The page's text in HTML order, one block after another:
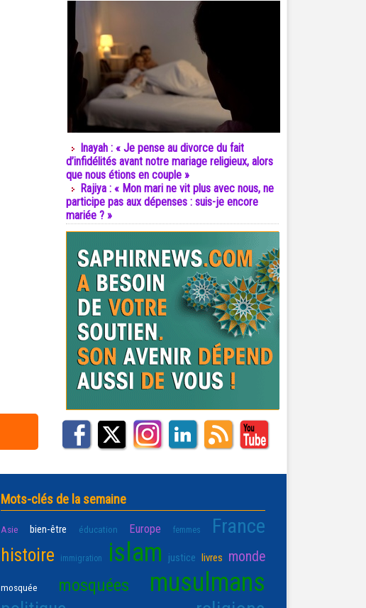
Inayah : « Je pense au divorce du fait
d’infidélités avant notre mariage religieux, alors
que nous étions en couple »
Rajiya : « Mon mari ne vit plus avec nous, ne
participe pas aux dépenses : suis-je encore
mariée ? »
Mots-clés de la semaine
Asie bien-être éducation Europe femmes France
histoire immigration islam justice livres monde
mosquée mosquées musulmans